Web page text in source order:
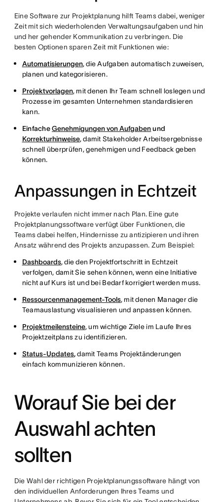
Eine Software zur Projektplanung hilft Teams dabei, weniger
Zeit mit sich wiederholenden Verwaltungsaufgaben und hin
und her gehender Kommunikation zu verbringen. Die
besten Optionen sparen Zeit mit Funktionen wie:
Automatisierungen, die Aufgaben automatisch zuweisen,
planen und kategorisieren.
Projektvorlagen, mit denen Ihr Team schnell loslegen und
Prozesse im gesamten Unternehmen standardisieren
kann.
Einfache Genehmigungen von Aufgaben und
Korrekturhinweise, damit Stakeholder Arbeitsergebnisse
schnell überprüfen, genehmigen und Feedback geben
können.
Anpassungen in Echtzeit
Projekte verlaufen nicht immer nach Plan. Eine gute
Projektplanungssoftware verfügt über Funktionen, die
Teams dabei helfen, Hindernisse zu antizipieren und ihren
Ansatz während des Projekts anzupassen. Zum Beispiel:
Dashboards, die den Projektfortschritt in Echtzeit
verfolgen, damit Sie sehen können, wenn eine Initiative
nicht auf Kurs ist und bei Bedarf korrigiert werden muss.
Ressourcenmanagement-Tools, mit denen Manager die
Teamauslastung visualisieren und anpassen können.
Projektmeilensteine, um wichtige Ziele im Laufe Ihres
Projektzeitplans zu identifizieren.
Status-Updates,damit Teams Projektänderungen
einfach kommunizieren können.
Worauf Sie bei der
Auswahl achten
sollten
Die Wahl der richtigen Projektplanungssoftware hängt von
den individuellen Anforderungen Ihres Teams und